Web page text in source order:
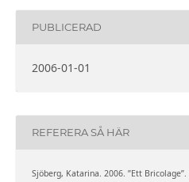
PUBLICERAD
2006-01-01
REFERERA SÅ HÄR
Sjöberg, Katarina. 2006. ”Ett Bricolage”.